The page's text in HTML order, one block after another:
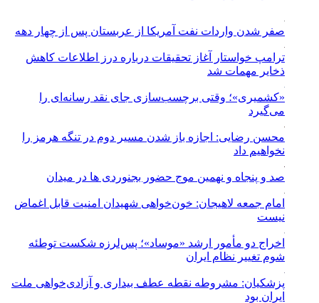
صفر شدن واردات نفت آمریکا از عربستان پس از چهار دهه
ترامپ خواستار آغاز تحقیقات درباره درز اطلاعات کاهش
ذخایر مهمات شد
«کشمیری»؛ وقتی برچسب‌سازی جای نقد رسانه‌ای را
می‌گیرد
محسن رضایی: اجازه باز شدن مسیر دوم در تنگه هرمز را
نخواهیم داد
صد و پنجاه و نهمین موج حضور بجنوردی ها در میدان
امام جمعه لاهیجان: خون‌خواهی شهیدان امنیت قابل اغماض
نیست
اخراج دو مأمور ارشد «موساد»؛ پس‌لرزه شکست توطئه
شوم تغییر نظام ایران
پزشکیان: مشروطه نقطه عطف بیداری و آزادی‌خواهی ملت
ایران بود